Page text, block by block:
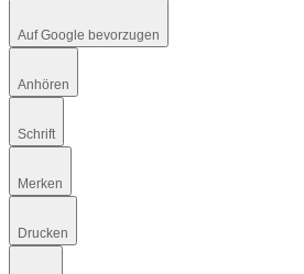
Auf Google bevorzugen
Anhören
Schrift
Merken
Drucken